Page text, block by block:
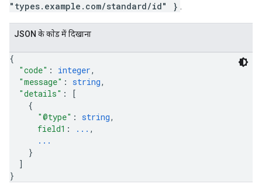
"types.example.com/standard/id" } .
JSON के काेड में दिखाना
{
"code" : integer,
"message" : string,
"details" :
[
{
"@type" : string,
field1 : ... ,
...
}
]
}